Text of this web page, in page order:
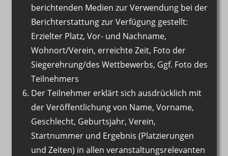
berichtenden Medien zur Verwendung bei der
Berichterstattung zur Verfügung gestellt:
Erzielter Platz, Vor- und Nachname,
Wohnort/Verein, erreichte Zeit, Foto der
Siegerehrung/des Wettbewerbs, Ggf. Foto des
Teilnehmers
Der Teilnehmer erklärt sich ausdrücklich mit
der Veröffentlichung von Name, Vorname,
Geschlecht, Geburtsjahr, Verein,
Startnummer und Ergebnis (Platzierungen
und Zeiten) in allen veranstaltungsrelevanten